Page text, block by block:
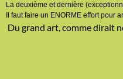
La deuxième et dernière
Il faut faire un ENORME effort pour
Du grand art, comme dirait